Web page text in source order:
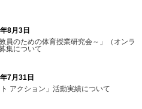
8月3日
員のための体育授業研究会～」（オンラ
集について
7月31日
ト アクション」活動実績について